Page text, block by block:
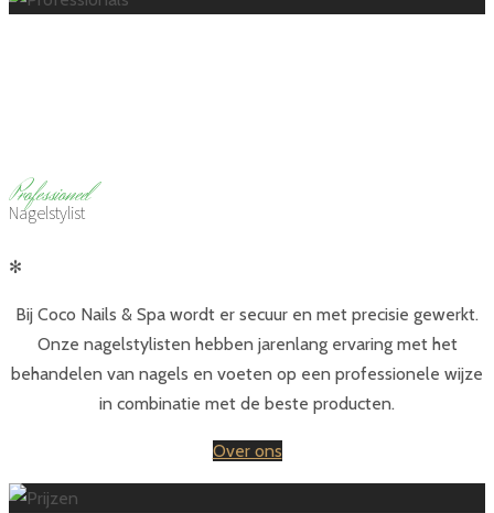
Professioneel
Nagelstylist
✻
Bij Coco Nails & Spa wordt er secuur en met precisie gewerkt.
Onze nagelstylisten hebben jarenlang ervaring met het
behandelen van nagels en voeten op een professionele wijze
in combinatie met de beste producten.
Over ons